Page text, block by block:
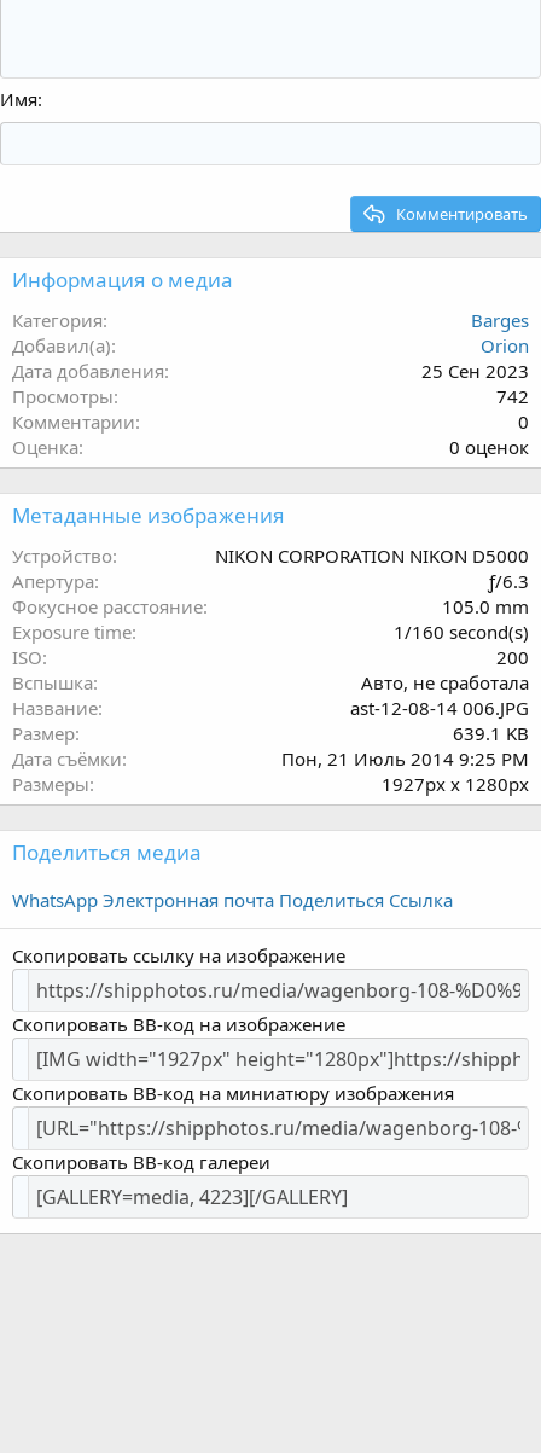
Имя
Комментировать
Информация о медиа
Категория
Barges
Добавил(а)
Orion
Дата добавления
25 Сен 2023
Просмотры
742
Комментарии
0
Оценка
0
.
0
з
ё
0 оценок
Метаданные изображения
Устройство
NIKON CORPORATION NIKON D5000
Апертура
ƒ/6.3
Фокусное расстояние
105.0 mm
Exposure time
1/160 second(s)
ISO
200
Вспышка
Авто, не сработала
Название
ast-12-08-14 006.JPG
Размер
639.1 KB
Дата съёмки
Пон, 21 Июль 2014 9:25 PM
Размеры
1927px x 1280px
Поделиться медиа
WhatsApp Электронная почта Поделиться Ссылка
Скопировать ссылку на изображение
Скопировать BB-код на изображение
Скопировать BB-код на миниатюру изображения
Скопировать BB-код галереи